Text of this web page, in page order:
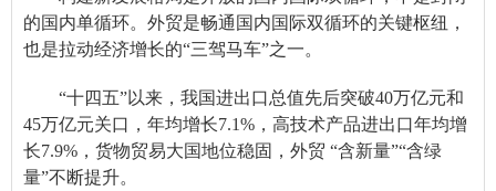
的国内单循环。外贸是畅通国内国际双循环的关键枢纽，
也是拉动经济增长的“三驾马车”之一。
“十四五”以来，我国进出口总值先后突破40万亿元和
45万亿元关口，年均增长7.1%，高技术产品进出口年均增
长7.9%，货物贸易大国地位稳固，外贸 “含新量”“含绿
量”不断提升。